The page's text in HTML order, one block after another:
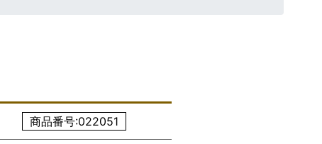
商品番号:022051